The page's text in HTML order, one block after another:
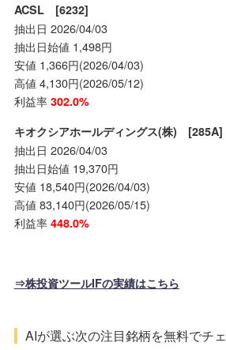
ACSL [6232]
抽出日 2026/04/03
抽出日始値 1,498円
安値 1,366円(2026/04/03)
高値 4,130円(2026/05/12)
利益率 302.0%
キオクシアホールディングス(株) [285A]
抽出日 2026/04/03
抽出日始値 19,370円
安値 18,540円(2026/04/03)
高値 83,140円(2026/05/15)
利益率 448.0%
⇒株投資ツールIFの実績はこちら
AIが選ぶ次の注目銘柄を無料でチ